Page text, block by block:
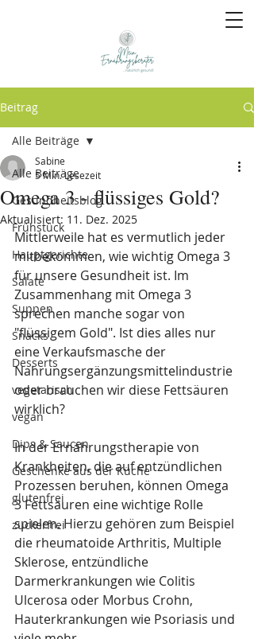
Beitrag
Alle Beiträge
Gesundheitsblog
Frühstück
Hauptgerichte
Salate
Suppen
Snacks
Desserts
vegetarisch
vegan
Dips & Saucen
Geschenke aus der Küche
glutenfrei
zuckerfrei
Alle Beiträge
Omega 3 - flüssiges Gold?
Sabine
5 Min. Lesezeit
Aktualisiert: 11. Dez. 2025
Mittlerweile hat es vermutlich jeder
mitbekommen, wie wichtig Omega 3
für unsere Gesundheit ist. Im
Zusammenhang mit Omega 3
sprechen manche sogar von
"flüssigem Gold". Ist dies alles nur
eine Verkaufsmasche der
Nahrungsergänzungsmittelindustrie
oder brauchen wir diese Fettsäuren
wirklich?
In der Ernährungstherapie von
Krankheiten, die auf entzündlichen
Prozessen beruhen, können Omega
3 Fettsäuren eine wichtige Rolle
spielen. Hierzu gehören zum Beispiel
die rheumatoide Arthritis, Multiple
Sklerose, entzündliche
Darmerkrankungen wie Colitis
Ulcerosa oder Morbus Crohn,
Hauterkrankungen wie Psoriasis und